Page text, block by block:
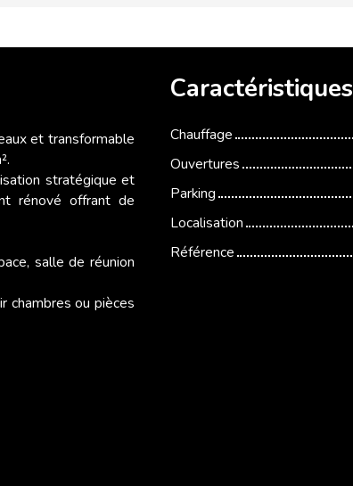
et transformable
stratégique et
rénové offrant de
salle de réunion
chambres ou pièces
Caractéristiques
Chauffage
Ouvertures
Parking
Localisation
Référence